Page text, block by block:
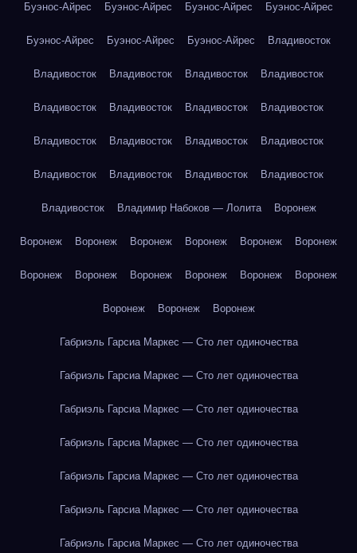
Буэнос-Айрес Буэнос-Айрес Буэнос-Айрес Буэнос-Айрес
Буэнос-Айрес Буэнос-Айрес Буэнос-Айрес Владивосток
Владивосток Владивосток Владивосток Владивосток
Владивосток Владивосток Владивосток Владивосток
Владивосток Владивосток Владивосток Владивосток
Владивосток Владивосток Владивосток Владивосток
Владивосток Владимир Набоков — Лолита Воронеж
Воронеж Воронеж Воронеж Воронеж Воронеж Воронеж
Воронеж Воронеж Воронеж Воронеж Воронеж Воронеж
Воронеж Воронеж Воронеж
Габриэль Гарсиа Маркес — Сто лет одиночества
Габриэль Гарсиа Маркес — Сто лет одиночества
Габриэль Гарсиа Маркес — Сто лет одиночества
Габриэль Гарсиа Маркес — Сто лет одиночества
Габриэль Гарсиа Маркес — Сто лет одиночества
Габриэль Гарсиа Маркес — Сто лет одиночества
Габриэль Гарсиа Маркес — Сто лет одиночества